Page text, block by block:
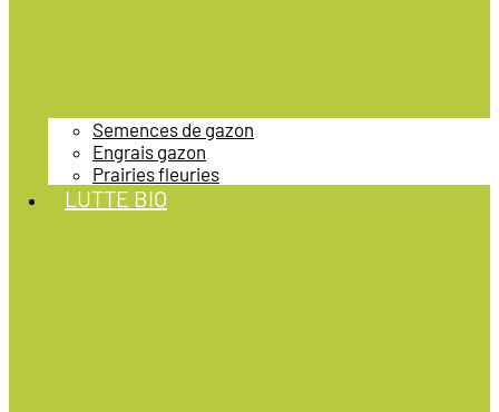
Semences de gazon
Engrais gazon
Prairies fleuries
LUTTE BIO